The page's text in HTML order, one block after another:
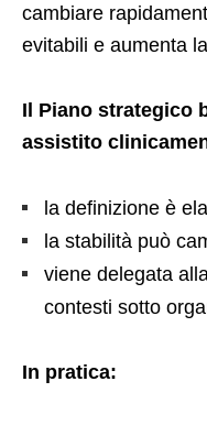
cambiare
evitabili e aumenta
Il Piano strategico
assistito
la definizione è
la stabilità può
viene delegata
contesti sotto
In pratica: